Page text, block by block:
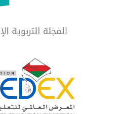
المجلة التربوية